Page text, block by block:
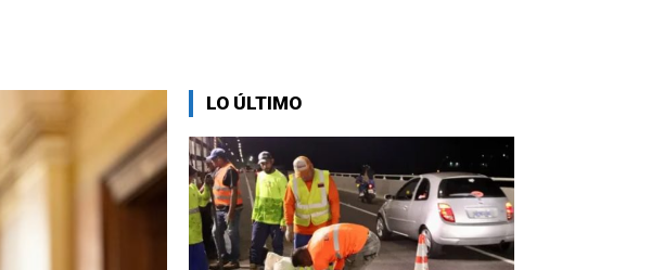
LO ÚLTIMO